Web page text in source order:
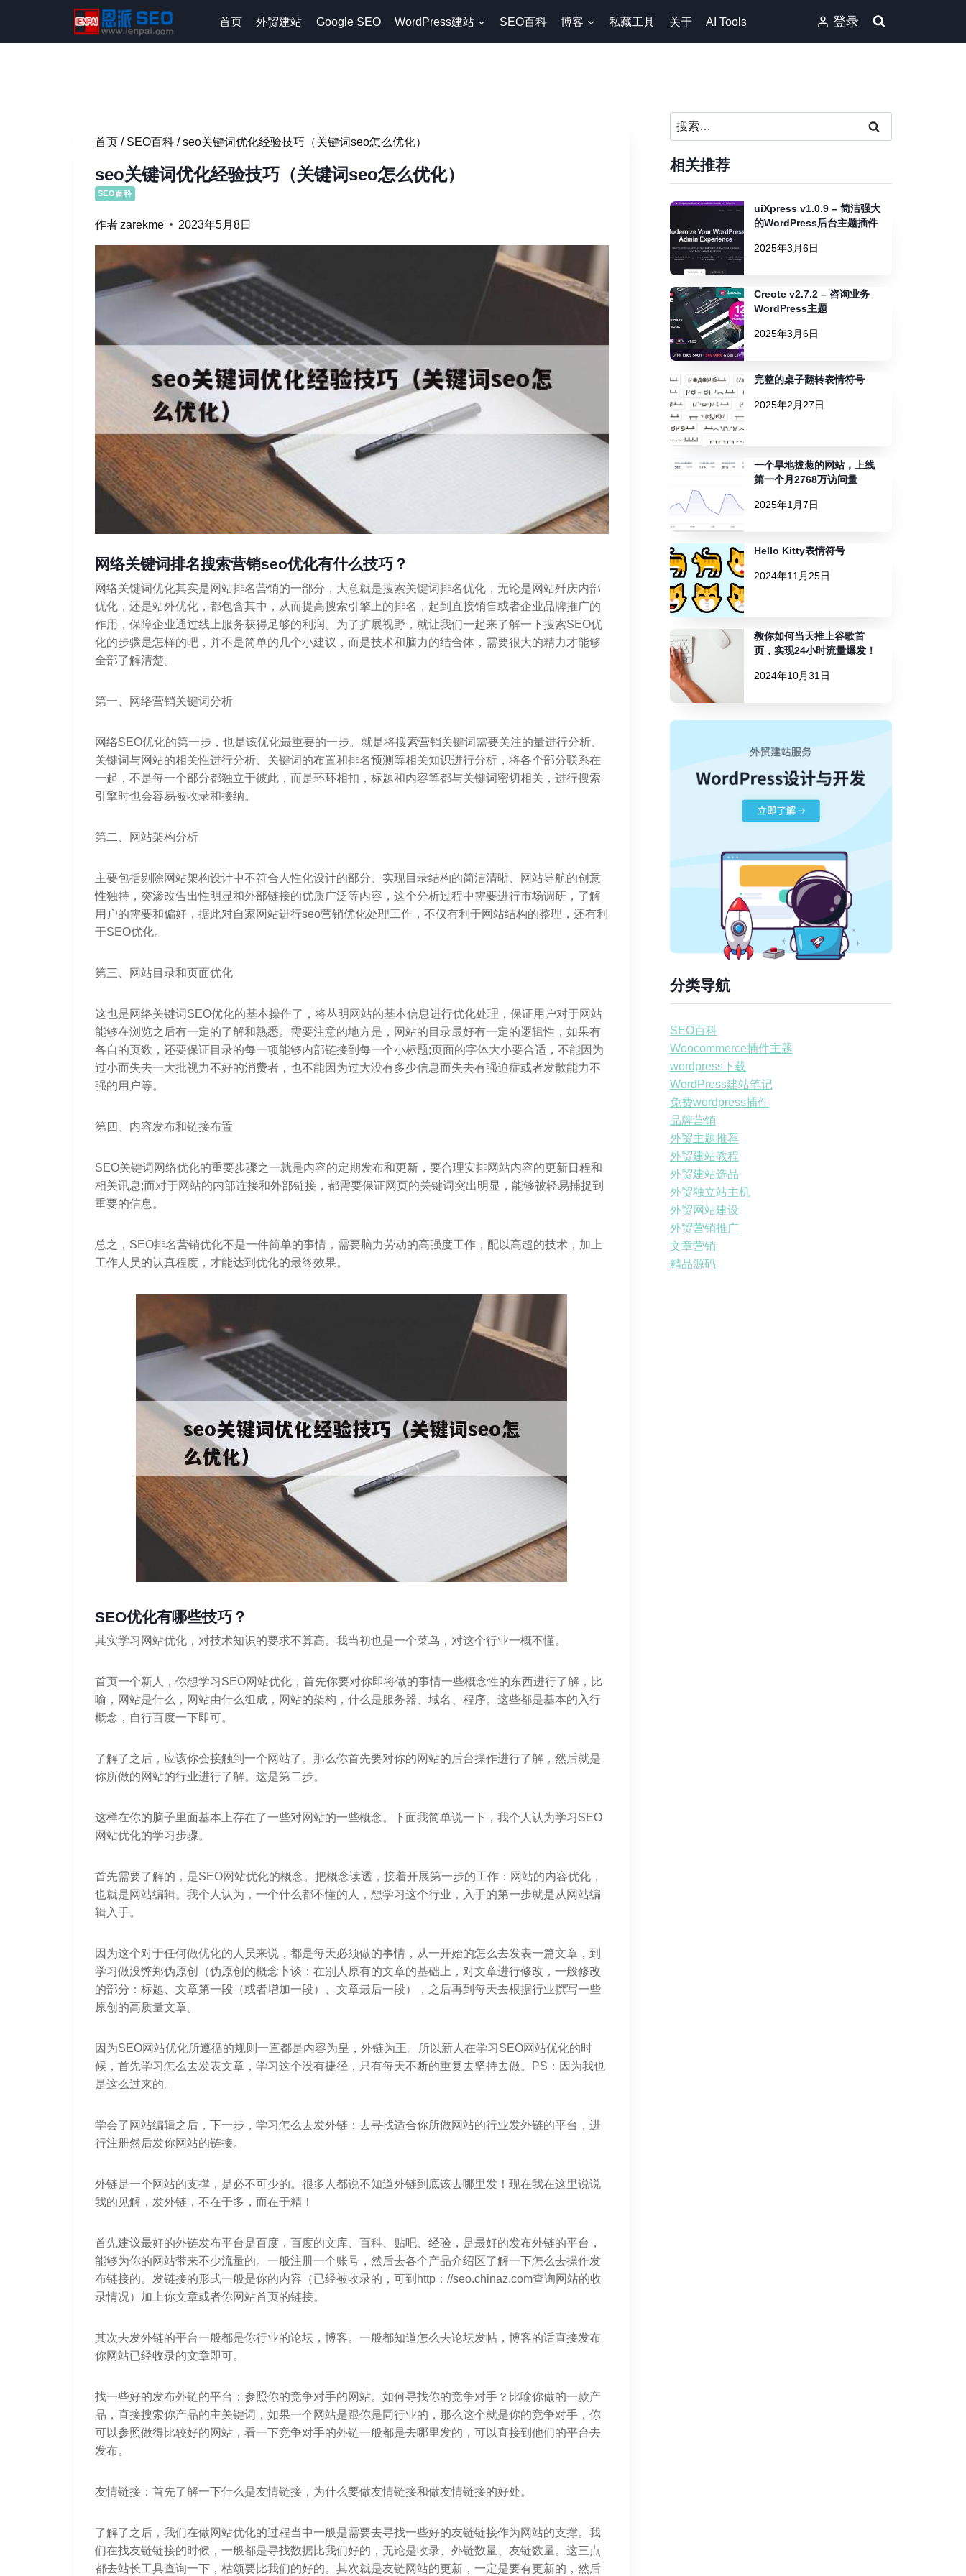
内
首页 外贸建站 Google SEO WordPress建站 SEO百科 博客 私藏工具 关于 AI Tools 登录
首页 / SEO百科 / seo关键词优化经验技巧（关键词seo怎么优化）
seo关键词优化经验技巧（关键词seo怎么优化）
SEO百科
作者zarekme 2023年5月8日
网络关键词排名搜索营销seo优化有什么技巧？
网络关键词优化其实是网站排名营销的一部分，大意就是搜索关键词排名优化，无论是网站歼庆内部
优化，还是站外优化，都包含其中，从而提高搜索引擎上的排名，起到直接销售或者企业品牌推广的
作用，保障企业通过线上服务获得足够的利润。为了扩展视野，就让我们一起来了解一下搜索SEO优
化的步骤是怎样的吧，并不是简单的几个小建议，而是技术和脑力的结合体，需要很大的精力才能够
全部了解清楚。
第一、网络营销关键词分析
网络SEO优化的第一步，也是该优化最重要的一步。就是将搜索营销关键词需要关注的量进行分析、
关键词与网站的相关性进行分析、关键词的布置和排名预测等相关知识进行分析，将各个部分联系在
一起，不是每一个部分都独立于彼此，而是环环相扣，标题和内容等都与关键词密切相关，进行搜索
引擎时也会容易被收录和接纳。
第二、网站架构分析
主要包括剔除网站架构设计中不符合人性化设计的部分、实现目录结构的简洁清晰、网站导航的创意
性独特，突渗改告出性明显和外部链接的优质广泛等内容，这个分析过程中需要进行市场调研，了解
用户的需要和偏好，据此对自家网站进行seo营销优化处理工作，不仅有利于网站结构的整理，还有利
于SEO优化。
第三、网站目录和页面优化
这也是网络关键词SEO优化的基本操作了，将丛明网站的基本信息进行优化处理，保证用户对于网站
能够在浏览之后有一定的了解和熟悉。需要注意的地方是，网站的目录最好有一定的逻辑性，如果有
各自的页数，还要保证目录的每一项能够内部链接到每一个小标题;页面的字体大小要合适，不能因为
过小而失去一大批视力不好的消费者，也不能因为过大没有多少信息而失去有强迫症或者发散能力不
强的用户等。
第四、内容发布和链接布置
SEO关键词网络优化的重要步骤之一就是内容的定期发布和更新，要合理安排网站内容的更新日程和
相关讯息;而对于网站的内部连接和外部链接，都需要保证网页的关键词突出明显，能够被轻易捕捉到
重要的信息。
总之，SEO排名营销优化不是一件简单的事情，需要脑力劳动的高强度工作，配以高超的技术，加上
工作人员的认真程度，才能达到优化的最终效果。
SEO优化有哪些技巧？
其实学习网站优化，对技术知识的要求不算高。我当初也是一个菜鸟，对这个行业一概不懂。
首页一个新人，你想学习SEO网站优化，首先你要对你即将做的事情一些概念性的东西进行了解，比
喻，网站是什么，网站由什么组成，网站的架构，什么是服务器、域名、程序。这些都是基本的入行
概念，自行百度一下即可。
了解了之后，应该你会接触到一个网站了。那么你首先要对你的网站的后台操作进行了解，然后就是
你所做的网站的行业进行了解。这是第二步。
这样在你的脑子里面基本上存在了一些对网站的一些概念。下面我简单说一下，我个人认为学习SEO
网站优化的学习步骤。
首先需要了解的，是SEO网站优化的概念。把概念读透，接着开展第一步的工作：网站的内容优化，
也就是网站编辑。我个人认为，一个什么都不懂的人，想学习这个行业，入手的第一步就是从网站编
辑入手。
因为这个对于任何做优化的人员来说，都是每天必须做的事情，从一开始的怎么去发表一篇文章，到
学习做没弊郑伪原创（伪原创的概念卜谈：在别人原有的文章的基础上，对文章进行修改，一般修改
的部分：标题、文章第一段（或者增加一段）、文章最后一段），之后再到每天去根据行业撰写一些
原创的高质量文章。
因为SEO网站优化所遵循的规则一直都是内容为皇，外链为王。所以新人在学习SEO网站优化的时
候，首先学习怎么去发表文章，学习这个没有捷径，只有每天不断的重复去坚持去做。PS：因为我也
是这么过来的。
学会了网站编辑之后，下一步，学习怎么去发外链：去寻找适合你所做网站的行业发外链的平台，进
行注册然后发你网站的链接。
外链是一个网站的支撑，是必不可少的。很多人都说不知道外链到底该去哪里发！现在我在这里说说
我的见解，发外链，不在于多，而在于精！
首先建议最好的外链发布平台是百度，百度的文库、百科、贴吧、经验，是最好的发布外链的平台，
能够为你的网站带来不少流量的。一般注册一个账号，然后去各个产品介绍区了解一下怎么去操作发
布链接的。发链接的形式一般是你的内容（已经被收录的，可到http：//seo.chinaz.com查询网站的收
录情况）加上你文章或者你网站首页的链接。
其次去发外链的平台一般都是你行业的论坛，博客。一般都知道怎么去论坛发帖，博客的话直接发布
你网站已经收录的文章即可。
找一些好的发布外链的平台：参照你的竞争对手的网站。如何寻找你的竞争对手？比喻你做的一款产
品，直接搜索你产品的主关键词，如果一个网站是跟你是同行业的，那么这个就是你的竞争对手，你
可以参照做得比较好的网站，看一下竞争对手的外链一般都是去哪里发的，可以直接到他们的平台去
发布。
友情链接：首先了解一下什么是友情链接，为什么要做友情链接和做友情链接的好处。
了解了之后，我们在做网站优化的过程当中一般是需要去寻找一些好的友链链接作为网站的支撑。我
们在找友链链接的时候，一般都是寻找数据比我们好的，无论是收录、外链数量、友链数量。这三点
都去站长工具查询一下，枯颂要比我们的好的。其次就是友链网站的更新，一定是要有更新的，然后
搜
索：
相关推荐
uiXpress v1.0.9 – 简洁强大
的WordPress后台主题插件
2025年3月6日
Creote v2.7.2 – 咨询业务
WordPress主题
2025年3月6日
完整的桌子翻转表情符号
2025年2月27日
一个旱地拔葱的网站，上线
第一个月2768万访问量
2025年1月7日
Hello Kitty表情符号
2024年11月25日
教你如何当天推上谷歌首
页，实现24小时流量爆发！
2024年10月31日
分类导航
SEO百科
Woocommerce插件主题
wordpress下载
WordPress建站笔记
免费wordpress插件
品牌营销
外贸主题推荐
外贸建站教程
外贸建站选品
外贸独立站主机
外贸网站建设
外贸营销推广
文章营销
精品源码